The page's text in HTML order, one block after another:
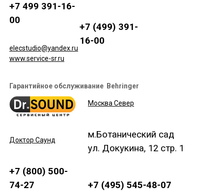
Гарантийное обслуживание Behringer
Доктор Саунд
+7 (800) 500-
74-27
Москва Север
м.Ботанический сад
ул. Докукина, 12 стр. 1
+7 (495) 545-48-07
+7 499 391-16-
00
elecstudio@yandex.ru
www.service-sr.ru
+7 (499) 391-
16-00